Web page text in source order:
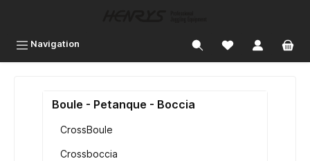
Navigation
Boule - Petanque - Boccia
CrossBoule
Crossboccia